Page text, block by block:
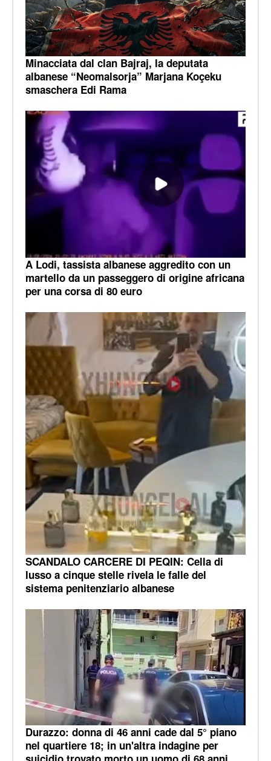
Minacciata dal clan Bajraj, la deputata
albanese “Neomalsorja” Marjana Koçeku
smaschera Edi Rama
A Lodi, tassista albanese aggredito con un
martello da un passeggero di origine africana
per una corsa di 80 euro
SCANDALO CARCERE DI PEQIN: Cella di
lusso a cinque stelle rivela le falle del
sistema penitenziario albanese
Durazzo: donna di 46 anni cade dal 5° piano
nel quartiere 18; in un'altra indagine per